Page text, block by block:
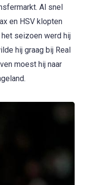
Al snel
en HSV klopten
seizoen werd hij
hij graag bij Real
moest hij naar